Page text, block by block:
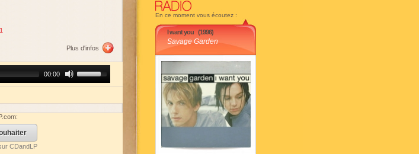
En ce moment vous écoutez :
I want you (1996)
Savage Garden
Plus d'infos
00:00
Up/Down
Arrow
increase
or
CDandLP